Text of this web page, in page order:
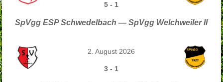
5 - 1
SpVgg ESP Schwedelbach — SpVgg Welchweiler II
2. August 2026
3 - 1